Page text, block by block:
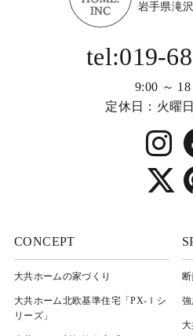
岩手県滝
tel:019-
9:00 ～ 18
定休日：火曜
CONCEPT
大共ホームの家づくり
大共ホーム北欧基準住宅「PX-Ⅰシ
リーズ」